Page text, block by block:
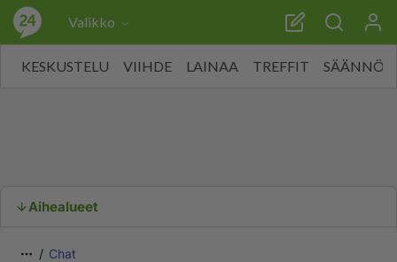
Valikko
KESKUSTELU VIIHDE LAINAA TREFFIT SÄÄNNÖT
Aihealueet
Chat